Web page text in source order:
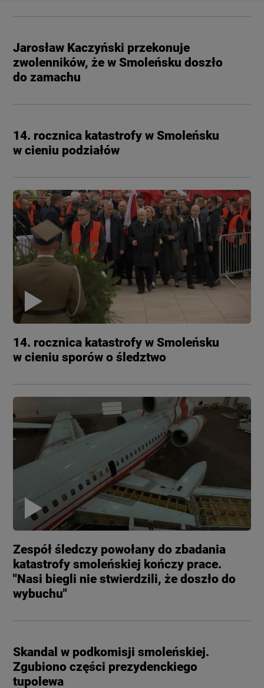
Jarosław Kaczyński przekonuje
zwolenników, że w Smoleńsku doszło
do zamachu
14. rocznica katastrofy w Smoleńsku
w cieniu podziałów
14. rocznica katastrofy w Smoleńsku
w cieniu sporów o śledztwo
Zespół śledczy powołany do zbadania
katastrofy smoleńskiej kończy prace.
"Nasi biegli nie stwierdzili, że doszło do
wybuchu"
Skandal w podkomisji smoleńskiej.
Zgubiono części prezydenckiego
tupolewa